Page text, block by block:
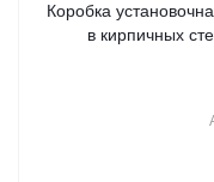
Коробка установочная D68x42мм
в кирпичных